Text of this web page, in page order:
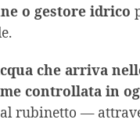
o gestore idrico
che arriva
controllata in
al rubinetto —